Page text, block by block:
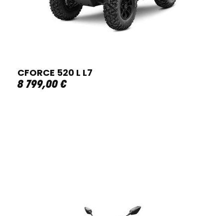
CFORCE 520 L L7
8 799,00€